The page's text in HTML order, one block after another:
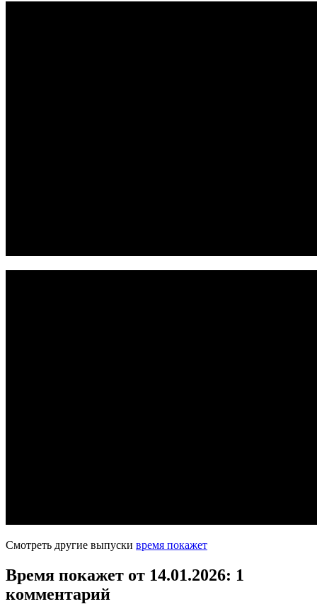
Смотреть другие выпуски время покажет
Время покажет от 14.01.2026: 1
комментарий